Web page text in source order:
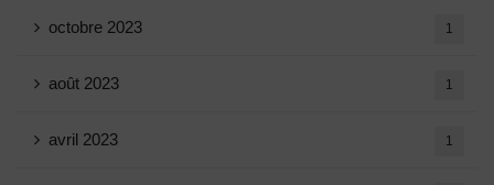
octobre 2023 1
août 2023 1
avril 2023 1